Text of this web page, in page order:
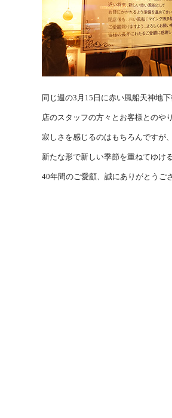
同じ週の3月15日に赤い風船天神地
店のスタッフの方々とお客様とのや
寂しさを感じるのはもちろんですが
新たな形で新しい季節を重ねてゆけ
40年間のご愛顧、誠にありがとうご